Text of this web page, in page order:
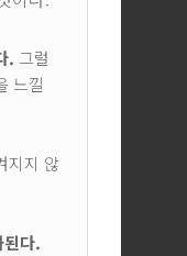
. 그럴
느낄
지지 않
된다.